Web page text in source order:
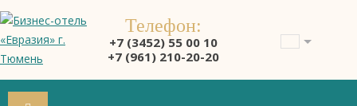
Телефон:
+7 (3452) 55 00 10
+7 (961) 210-20-20